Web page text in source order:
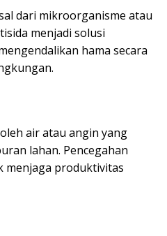
dari mikroorganisme atau
menjadi solusi
hama secara
air atau angin yang
lahan. Pencegahan
menjaga produktivitas